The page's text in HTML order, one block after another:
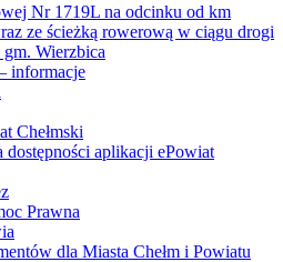
Nr 1719L na odcinku od km
ze ścieżką rowerową w ciągu drogi
Wierzbica
informacje
Chełmski
dostępności aplikacji ePowiat
Prawna
dla Miasta Chełm i Powiatu